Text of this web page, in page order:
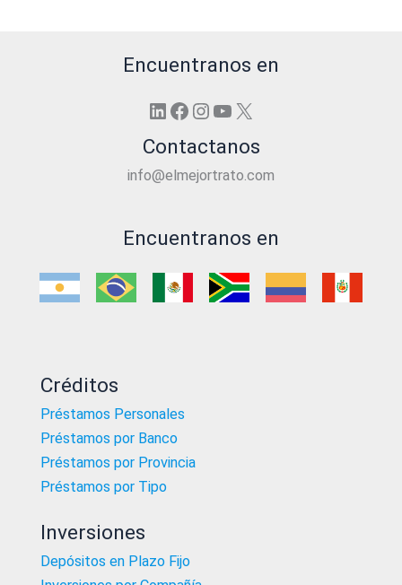
Encuentranos en
LinkedIn
Facebook
Instagram
YouTube
X
Contactanos
info@elmejortrato.com
Encuentranos en
Créditos
Préstamos Personales
Préstamos por Banco
Préstamos por Provincia
Préstamos por Tipo
Inversiones
Depósitos en Plazo Fijo